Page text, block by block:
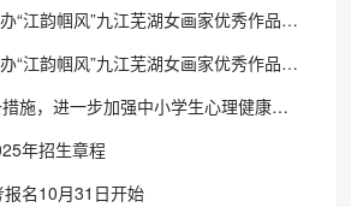
”九江芜湖女画家优秀作品联展——共谱长江文化跨域交流新篇章
”九江芜湖女画家优秀作品联展——共谱长江文化跨域交流新篇章
施，进一步加强中小学生心理健康工作
年招生章程
名10月31日开始